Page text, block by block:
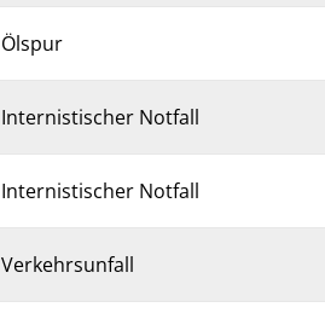
Ölspur
Internistischer Notfall
Internistischer Notfall
Verkehrsunfall